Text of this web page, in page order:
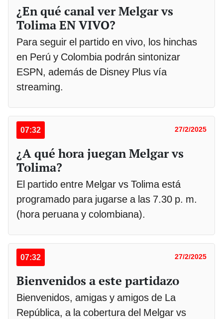
¿En qué canal ver Melgar vs
Tolima EN VIVO?
Para seguir el partido en vivo, los hinchas
en Perú y Colombia podrán sintonizar
ESPN, además de Disney Plus vía
streaming.
07:32 27/2/2025
¿A qué hora juegan Melgar vs
Tolima?
El partido entre Melgar vs Tolima está
programado para jugarse a las 7.30 p. m.
(hora peruana y colombiana).
07:32 27/2/2025
Bienvenidos a este partidazo
Bienvenidos, amigas y amigos de La
República, a la cobertura del Melgar vs